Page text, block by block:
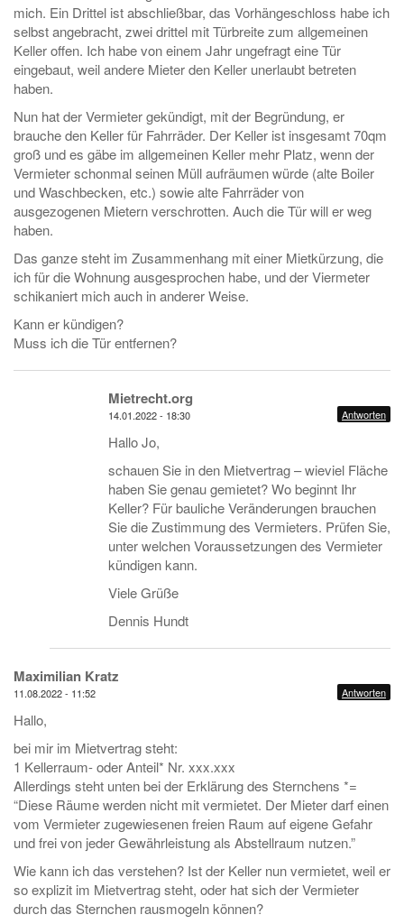
mich. Ein Drittel ist abschließbar, das Vorhängeschloss habe ich
selbst angebracht, zwei drittel mit Türbreite zum allgemeinen
Keller offen. Ich habe von einem Jahr ungefragt eine Tür
eingebaut, weil andere Mieter den Keller unerlaubt betreten
haben.
Nun hat der Vermieter gekündigt, mit der Begründung, er
brauche den Keller für Fahrräder. Der Keller ist insgesamt 70qm
groß und es gäbe im allgemeinen Keller mehr Platz, wenn der
Vermieter schonmal seinen Müll aufräumen würde (alte Boiler
und Waschbecken, etc.) sowie alte Fahrräder von
ausgezogenen Mietern verschrotten. Auch die Tür will er weg
haben.
Das ganze steht im Zusammenhang mit einer Mietkürzung, die
ich für die Wohnung ausgesprochen habe, und der Viermeter
schikaniert mich auch in anderer Weise.
Kann er kündigen?
Muss ich die Tür entfernen?
Mietrecht.org
14.01.2022 - 18:30 Antworten
Hallo Jo,
schauen Sie in den Mietvertrag – wieviel Fläche
haben Sie genau gemietet? Wo beginnt Ihr
Keller? Für bauliche Veränderungen brauchen
Sie die Zustimmung des Vermieters. Prüfen Sie,
unter welchen Voraussetzungen des Vermieter
kündigen kann.
Viele Grüße
Dennis Hundt
Maximilian Kratz
11.08.2022 - 11:52 Antworten
Hallo,
bei mir im Mietvertrag steht:
1 Kellerraum- oder Anteil* Nr. xxx.xxx
Allerdings steht unten bei der Erklärung des Sternchens *=
“Diese Räume werden nicht mit vermietet. Der Mieter darf einen
vom Vermieter zugewiesenen freien Raum auf eigene Gefahr
und frei von jeder Gewährleistung als Abstellraum nutzen.”
Wie kann ich das verstehen? Ist der Keller nun vermietet, weil er
so explizit im Mietvertrag steht, oder hat sich der Vermieter
durch das Sternchen rausmogeln können?